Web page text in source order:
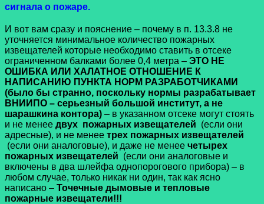
сигнала о пожаре.
И вот вам сразу и пояснение – почему в п. 13.3.8 не
уточняется минимальное количество пожарных
извещателей которые необходимо ставить в отсеке
ограниченном балками более 0,4 метра – ЭТО НЕ
ОШИБКА ИЛИ ХАЛАТНОЕ ОТНОШЕНИЕ К
НАПИСАНИЮ ПУНКТА НОРМ РАЗРАБОТЧИКАМИ
(было бы странно, поскольку нормы разрабатывает
ВНИИПО – серьезный большой институт, а не
шарашкина контора) – в указанном отсеке могут стоять
и не менее двух пожарных извещателей (если они
адресные), и не менее трех пожарных извещателей
(если они аналоговые), и даже не менее четырех
пожарных извещателей (если они аналоговые и
включены в два шлейфа однопорогового прибора) – в
любом случае, только никак ни один, так как ясно
написано – Точечные дымовые и тепловые
пожарные извещатели!!!